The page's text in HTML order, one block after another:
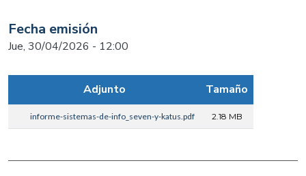
Fecha emisión
Jue, 30/04/2026 - 12:00
Adjunto Tamaño
informe-sistemas-de-info_seven-y-katus.pdf 2.18 MB